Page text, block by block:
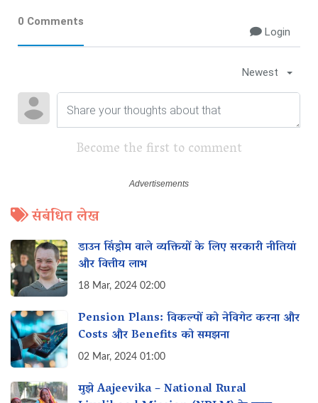
0 Comments
Login
Newest
Become the first to comment
संबंधित लेख
डाउन सिंड्रोम वाले व्यक्तियों के लिए सरकारी नीतियां
और वित्तीय लाभ
18 Mar, 2024 02:00
Pension Plans: विकल्पों को नेविगेट करना और‌
Costs और Benefits को समझना
02 Mar, 2024 01:00
मुझे Aajeevika – National Rural